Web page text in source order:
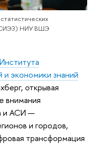
НИУ ВШЭ
Института
и экономики знаний
открывая
внимания
и АСИ —
и городов,
трансформация